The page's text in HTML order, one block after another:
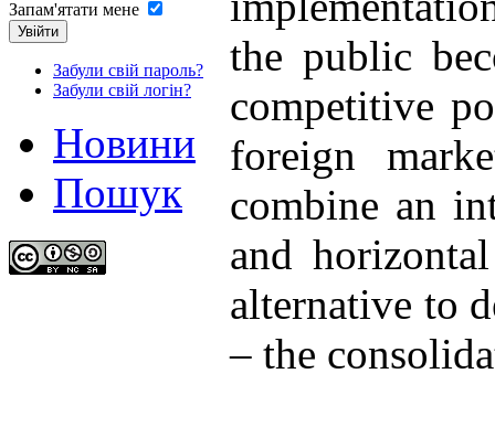
the public
competitive
foreign
combine an
and
alternative to
– the
Запам'ятати мене
Увійти
Забули свій пароль?
Забули свій логін?
Новини
Пошук